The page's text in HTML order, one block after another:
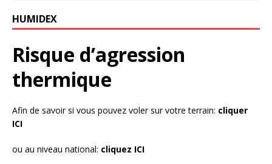
HUMIDEX
Risque d’agression
thermique
Afin de savoir si vous pouvez voler sur votre terrain: cliquer
ICI
ou au niveau national: cliquez ICI